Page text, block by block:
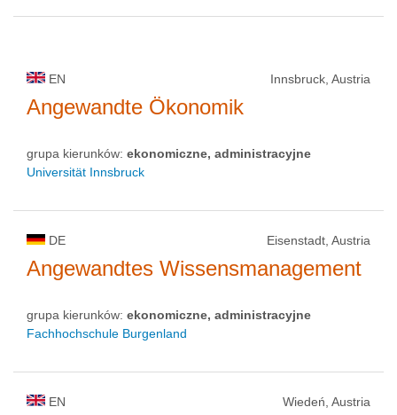
EN Innsbruck, Austria
Angewandte Ökonomik
grupa kierunków: ekonomiczne, administracyjne
Universität Innsbruck
DE Eisenstadt, Austria
Angewandtes Wissensmanagement
grupa kierunków: ekonomiczne, administracyjne
Fachhochschule Burgenland
EN Wiedeń, Austria